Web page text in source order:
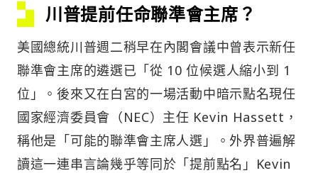
川普提前任命聯準會主席？
美國總統川普週二稍早在內閣會議中曾表示新任
聯準會主席的遴選已「從 10 位候選人縮小到 1
位」。後來又在白宮的一場活動中暗示點名現任
國家經濟委員會（NEC）主任 Kevin Hassett，
稱他是「可能的聯準會主席人選」。外界普遍解
讀這一連串言論幾乎等同於「提前點名」Kevin